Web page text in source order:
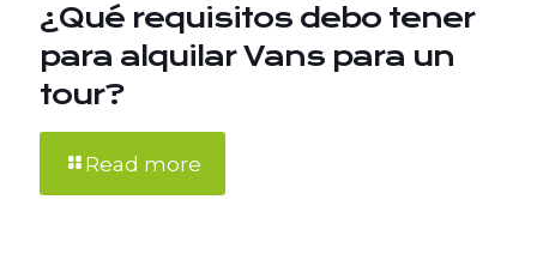
¿Qué requisitos debo tener
para alquilar Vans para un
tour?
Read more